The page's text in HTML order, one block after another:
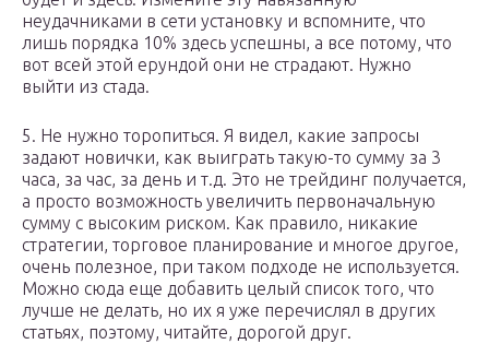
неудачниками в сети установку и вспомните, что
лишь порядка 10% здесь успешны, а все потому, что
вот всей этой ерундой они не страдают. Нужно
выйти из стада.
5. Не нужно торопиться. Я видел, какие запросы
задают новички, как выиграть такую-то сумму за 3
часа, за час, за день и т.д. Это не трейдинг получается,
а просто возможность увеличить первоначальную
сумму с высоким риском. Как правило, никакие
стратегии, торговое планирование и многое другое,
очень полезное, при таком подходе не используется.
Можно сюда еще добавить целый список того, что
лучше не делать, но их я уже перечислял в других
статьях, поэтому, читайте, дорогой друг.